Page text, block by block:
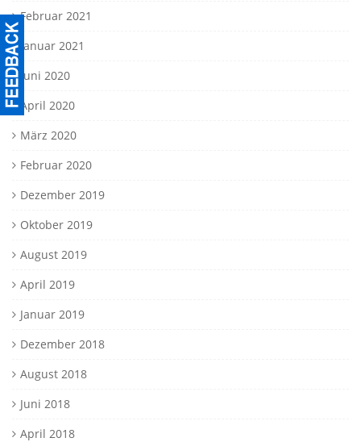
Februar 2021
Januar 2021
Juni 2020
April 2020
März 2020
Februar 2020
Dezember 2019
Oktober 2019
August 2019
April 2019
Januar 2019
Dezember 2018
August 2018
Juni 2018
April 2018